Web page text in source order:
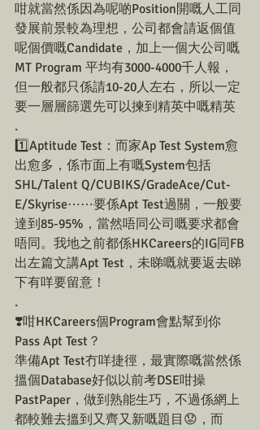
咁就當然係因為呢啲Position開嘅人工同
發展前景較為理想，公司都會請返個值
呢個價嘅Candidate，加上一個大公司嘅
MT Program 平均有3000-4000千人報，
但一般都只係請10-20人左右，所以一定
要一層層篩選先可以揀到精英中嘅精英
.
1️⃣Aptitude Test：而家Ap Test System愈
出愈多，係市面上有嘅System包括
SHL/Talent Q/CUBIKS/GradeAce/Cut-
E/Skyrise⋯⋯要係Apt Test過關，一般要
達到85-95%，當然唔同公司嘅要求都會
唔同。我地之前都係HKCareers的IG同FB
出左篇文講Apt Test，未睇嘅就要返去睇
下有咩要留意！
.
❣️咁HKCareers個Program會點幫到你
Pass Apt Test？
準備Apt Test冇咩捷徑，最實際嘅當然係
搵個Database好似以前考DSE咁操
PastPaper，做到熟能生巧，不過係網上
都較難去搵到又齊又新嘅題目😟，而